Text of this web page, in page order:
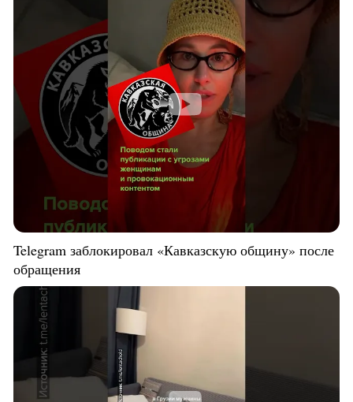
Telegram заблокировал «Кавказскую общину» после
обращения